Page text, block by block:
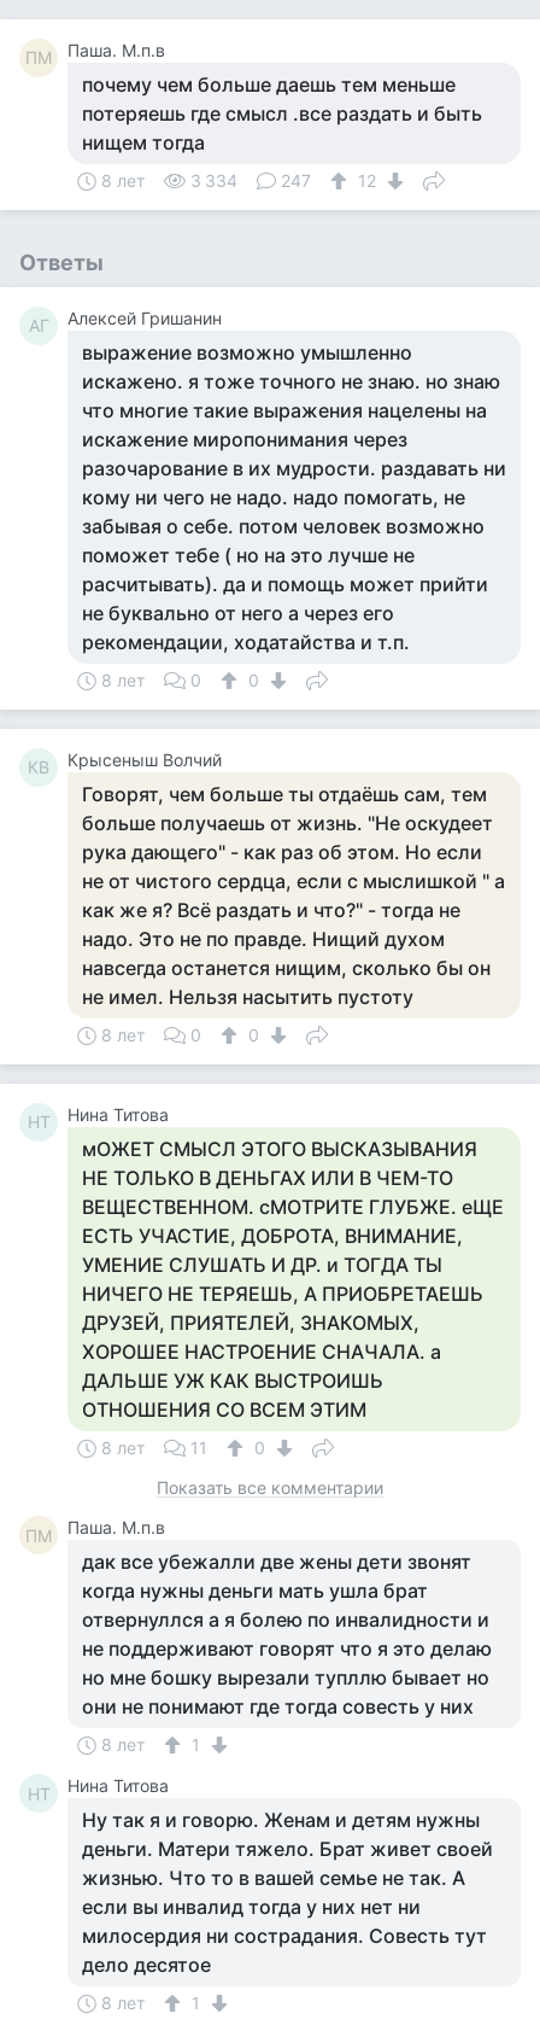
ПМ Паша. М.п.в
почему чем больше даешь тем меньше
потеряешь где смысл .все раздать и быть
нищем тогда
8 лет 3 334 247 12
Ответы
АГ Алексей Гришанин
выражение возможно умышленно
искажено. я тоже точного не знаю. но знаю
что многие такие выражения нацелены на
искажение миропонимания через
разочарование в их мудрости. раздавать ни
кому ни чего не надо. надо помогать, не
забывая о себе. потом человек возможно
поможет тебе ( но на это лучше не
расчитывать). да и помощь может прийти
не буквально от него а через его
рекомендации, ходатайства и т.п.
8 лет 0 0
КВ Крысеныш Волчий
Говорят, чем больше ты отдаёшь сам, тем
больше получаешь от жизнь. "Не оскудеет
рука дающего" - как раз об этом. Но если
не от чистого сердца, если с мыслишкой " а
как же я? Всё раздать и что?" - тогда не
надо. Это не по правде. Нищий духом
навсегда останется нищим, сколько бы он
не имел. Нельзя насытить пустоту
8 лет 0 0
НТ Нина Титова
мОЖЕТ СМЫСЛ ЭТОГО ВЫСКАЗЫВАНИЯ
НЕ ТОЛЬКО В ДЕНЬГАХ ИЛИ В ЧЕМ-ТО
ВЕЩЕСТВЕННОМ. сМОТРИТЕ ГЛУБЖЕ. еЩЕ
ЕСТЬ УЧАСТИЕ, ДОБРОТА, ВНИМАНИЕ,
УМЕНИЕ СЛУШАТЬ И ДР. и ТОГДА ТЫ
НИЧЕГО НЕ ТЕРЯЕШЬ, А ПРИОБРЕТАЕШЬ
ДРУЗЕЙ, ПРИЯТЕЛЕЙ, ЗНАКОМЫХ,
ХОРОШЕЕ НАСТРОЕНИЕ СНАЧАЛА. а
ДАЛЬШЕ УЖ КАК ВЫСТРОИШЬ
ОТНОШЕНИЯ СО ВСЕМ ЭТИМ
8 лет 11
0
Показать все комментарии
ПМ Паша. М.п.в
дак все убежалли две жены дети звонят
когда нужны деньги мать ушла брат
отвернуллся а я болею по инвалидности и
не поддерживают говорят что я это делаю
но мне бошку вырезали тупллю бывает но
они не понимают где тогда совесть у них
8 лет 1
НТ Нина Титова
Ну так я и говорю. Женам и детям нужны
деньги. Матери тяжело. Брат живет своей
жизнью. Что то в вашей семье не так. А
если вы инвалид тогда у них нет ни
милосердия ни сострадания. Совесть тут
дело десятое
8 лет 1